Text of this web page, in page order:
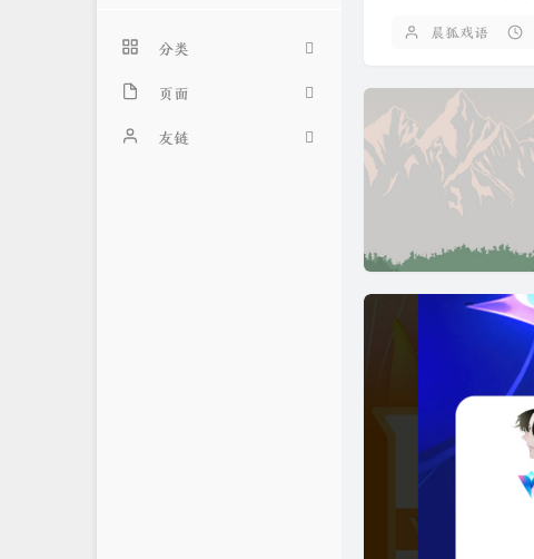
分类
14
11
页面
归档友链
晨狐戏语